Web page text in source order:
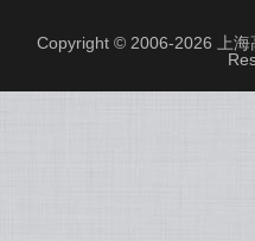
Copyright © 2006-2026 上海